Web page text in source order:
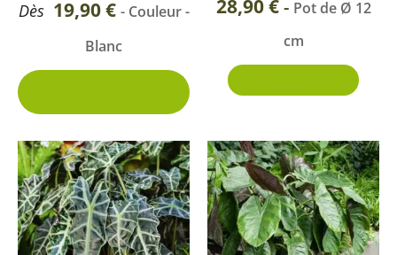
Dès 19,90€ - Couleur -
Blanc
du
28,90€- Pot de Ø 12
cm
Ce
produit
a
plusieurs